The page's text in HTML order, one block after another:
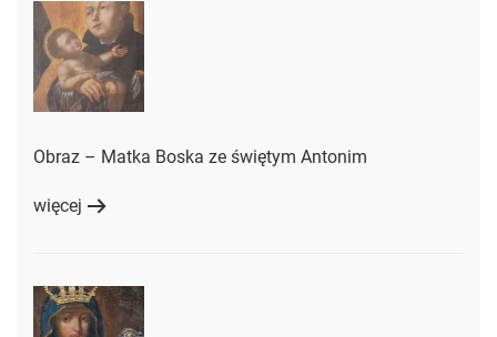
Obraz – Matka Boska ze świętym Antonim
więcej